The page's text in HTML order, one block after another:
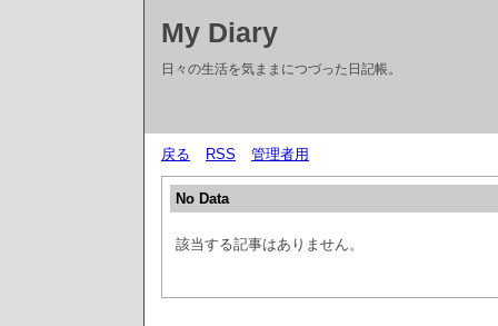
My Diary
日々の生活を気ままにつづった日記帳。
戻る RSS 管理者用
No Data
該当する記事はありません。